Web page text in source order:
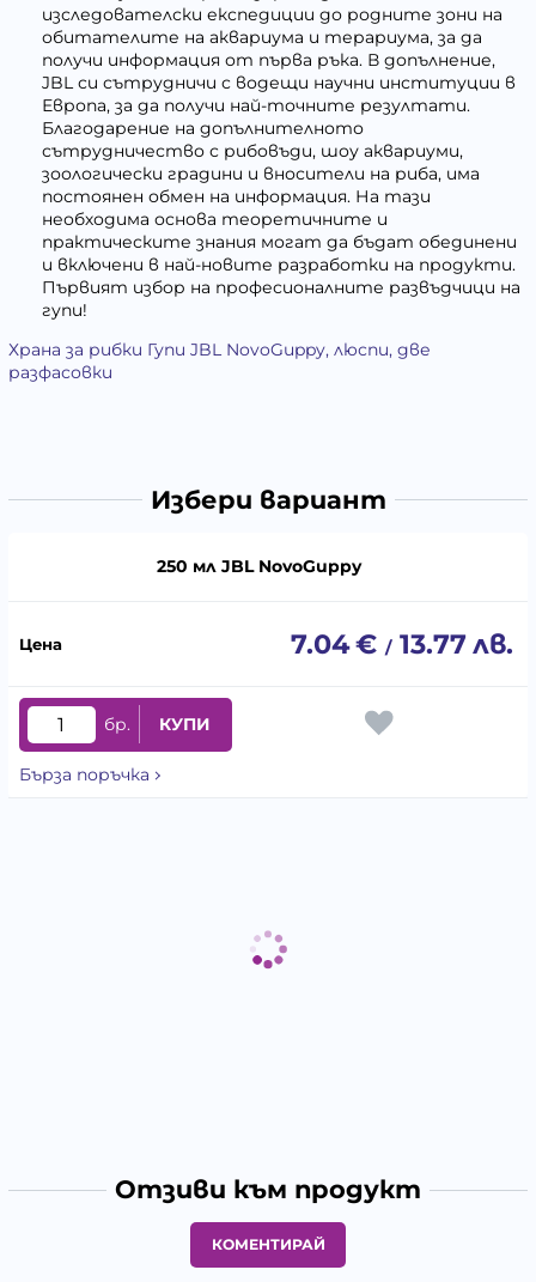
изследователски експедиции до родните зони на
обитателите на аквариума и терариума, за да
получи информация от първа ръка. В допълнение,
JBL си сътрудничи с водещи научни институции в
Европа, за да получи най-точните резултати.
Благодарение на допълнителното
сътрудничество с рибовъди, шоу аквариуми,
зоологически градини и вносители на риба, има
постоянен обмен на информация. На тази
необходима основа теоретичните и
практическите знания могат да бъдат обединени
и включени в най-новите разработки на продукти.
Първият избор на професионалните развъдчици на
гупи!
Храна за рибки Гупи JBL NovoGuppy, люспи, две
разфасовки
Избери вариант
250 мл JBL NovoGuppy
7.04€ / 13.77лв.
бр. КУПИ
Бърза поръчка
Отзиви към продукт
КОМЕНТИРАЙ